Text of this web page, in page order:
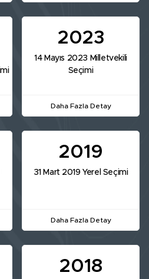
2023
14 Mayıs 2023 Milletvekili
Seçimi
Daha Fazla Detay
2019
31 Mart 2019 Yerel Seçimi
Daha Fazla Detay
2018